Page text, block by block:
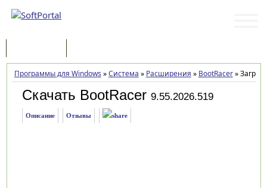
Программы для Windows »Система » Расширения » BootRacer»
Скачать BootRacer 9.55.2026.519
Описание Отзывы